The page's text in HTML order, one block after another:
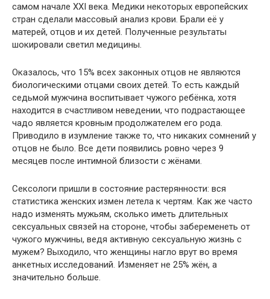
самом начале XXI века. Медики некоторых европейских
стран сделали массовый анализ крови. Брали её у
матерей, отцов и их детей. Полученные результаты
шокировали светил медицины.
Оказалось, что 15% всех законных отцов не являются
биологическими отцами своих детей. То есть каждый
седьмой мужчина воспитывает чужого ребёнка, хотя
находится в счастливом неведении, что подрастающее
чадо является кровным продолжателем его рода.
Приводило в изумление также то, что никаких сомнений у
отцов не было. Все дети появились ровно через 9
месяцев после интимной близости с жёнами.
Сексологи пришли в состояние растерянности: вся
статистика женских измен летела к чертям. Как же часто
надо изменять мужьям, сколько иметь длительных
сексуальных связей на стороне, чтобы забеременеть от
чужого мужчины, ведя активную сексуальную жизнь с
мужем? Выходило, что женщины нагло врут во время
анкетных исследований. Изменяет не 25% жён, а
значительно больше.